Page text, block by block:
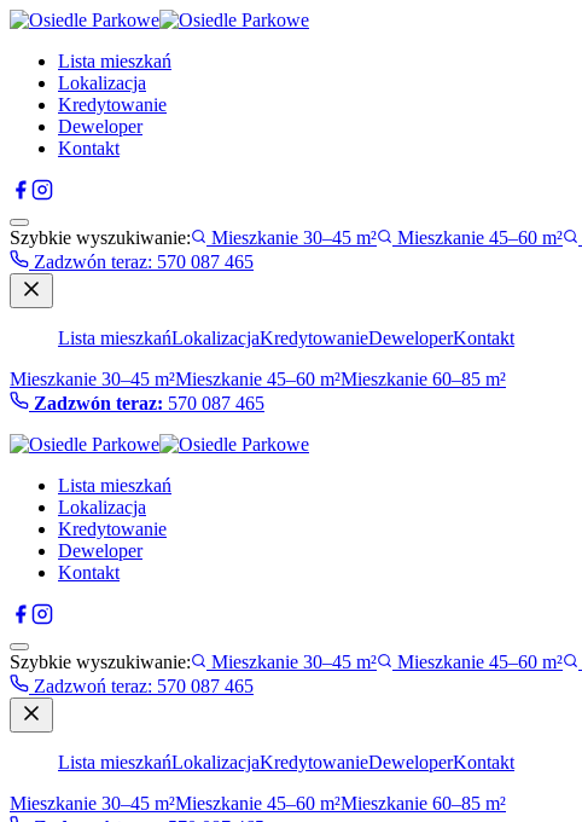
Lista mieszkań
Lokalizacja
Kredytowanie
Deweloper
Kontakt
Szybkie wyszukiwanie: Mieszkanie 30–45 m² Mieszkanie 45–60 m²
Zadzwón teraz: 570 087 465
Lista mieszkańLokalizacjaKredytowanieDeweloperKontakt
Mieszkanie 30–45 m²Mieszkanie 45–60 m²Mieszkanie 60–85 m²
Zadzwón teraz: 570 087 465
Lista mieszkań
Lokalizacja
Kredytowanie
Deweloper
Kontakt
Szybkie wyszukiwanie: Mieszkanie 30–45 m² Mieszkanie 45–60 m²
Zadzwoń teraz: 570 087 465
Lista mieszkańLokalizacjaKredytowanieDeweloperKontakt
Mieszkanie 30–45 m²Mieszkanie 45–60 m²Mieszkanie 60–85 m²